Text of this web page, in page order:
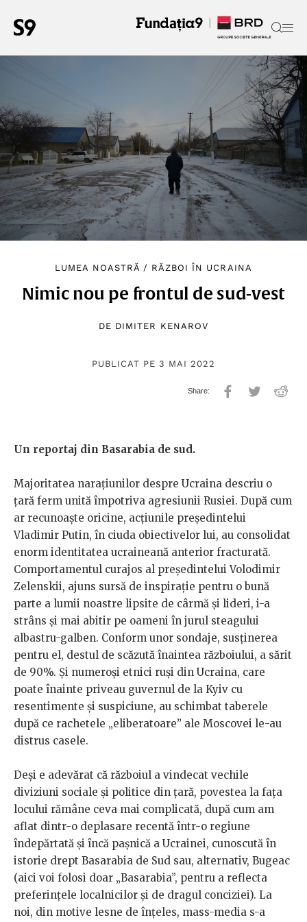
LUMEA NOASTRĂ / RĂZBOI ÎN UCRAINA
Nimic nou pe frontul de sud-vest
DE DIMITER KENAROV
PUBLICAT PE 3 MAI 2022
Un reportaj din Basarabia de sud.
Majoritatea narațiunilor despre Ucraina descriu o
țară ferm unită împotriva agresiunii Rusiei. După cum
ar recunoaște oricine, acțiunile președintelui
Vladimir Putin, în ciuda obiectivelor lui, au consolidat
enorm identitatea ucraineană anterior fracturată.
Comportamentul curajos al președintelui Volodimir
Zelenskii, ajuns sursă de inspirație pentru o bună
parte a lumii noastre lipsite de cârmă și lideri, i-a
strâns și mai abitir pe oameni în jurul steagului
albastru-galben. Conform unor sondaje, susținerea
pentru el, destul de scăzută înaintea războiului, a sărit
de 90%. Și numeroși etnici ruși din Ucraina, care
poate înainte priveau guvernul de la Kyiv cu
resentimente și suspiciune, au schimbat taberele
după ce rachetele „eliberatoare” ale Moscovei le-au
distrus casele.
Deși e adevărat că războiul a vindecat vechile
diviziuni sociale și politice din țară, povestea la fața
locului rămâne ceva mai complicată, după cum am
aflat dintr-o deplasare recentă într-o regiune
îndepărtată și încă pașnică a Ucrainei, cunoscută în
istorie drept Basarabia de Sud sau, alternativ, Bugeac
(aici voi folosi doar „Basarabia”, pentru a reflecta
preferințele localnicilor și de dragul conciziei). La
noi, din motive lesne de înțeles, mass-media s-a